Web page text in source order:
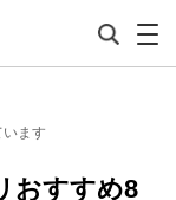
ます
おすすめ8